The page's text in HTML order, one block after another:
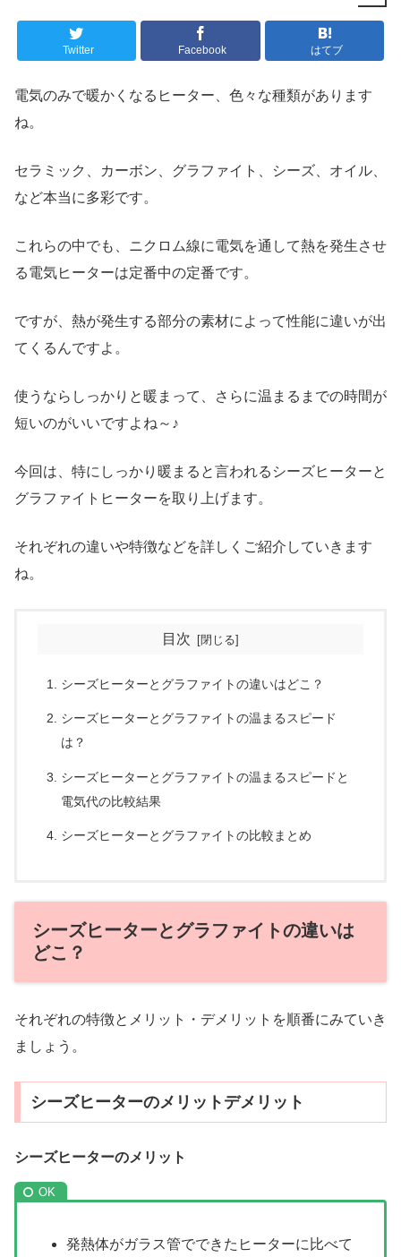
Twitter Facebook はてブ
電気のみで暖かくなるヒーター、色々な種類があります
ね。
セラミック、カーボン、グラファイト、シーズ、オイル、
など本当に多彩です。
これらの中でも、ニクロム線に電気を通して熱を発生させ
る電気ヒーターは定番中の定番です。
ですが、熱が発生する部分の素材によって性能に違いが出
てくるんですよ。
使うならしっかりと暖まって、さらに温まるまでの時間が
短いのがいいですよね～♪
今回は、特にしっかり暖まると言われるシーズヒーターと
グラファイトヒーターを取り上げます。
それぞれの違いや特徴などを詳しくご紹介していきます
ね。
目次
シーズヒーターとグラファイトの違いはどこ？
シーズヒーターとグラファイトの温まるスピード
は？
シーズヒーターとグラファイトの温まるスピードと
電気代の比較結果
シーズヒーターとグラファイトの比較まとめ
シーズヒーターとグラファイトの違いは
どこ？
それぞれの特徴とメリット・デメリットを順番にみていき
ましょう。
シーズヒーターのメリットデメリット
シーズヒーターのメリット
発熱体がガラス管でできたヒーターに比べて